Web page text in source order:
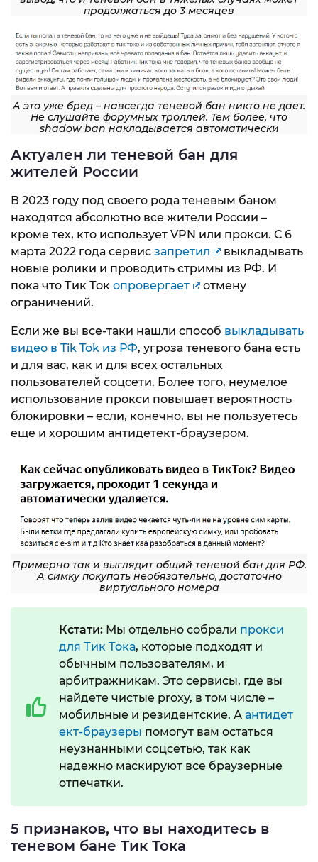
продолжаться до 3 месяцев
А это уже бред – навсегда теневой бан никто не дает.
Не слушайте форумных троллей. Тем более, что
shadow ban накладывается автоматически
Актуален ли теневой бан для
жителей России
В 2023 году под своего рода теневым баном
находятся абсолютно все жители России –
кроме тех, кто использует VPN или прокси. С 6
марта 2022 года сервис запретил
выкладывать
новые ролики и проводить стримы из РФ. И
пока что Тик Ток опровергает
отмену
ограничений.
Если же вы все-таки нашли способ выкладывать
видео в Tik Tok из РФ, угроза теневого бана есть
и для вас, как и для всех остальных
пользователей соцсети. Более того, неумелое
использование прокси повышает вероятность
блокировки – если, конечно, вы не пользуетесь
еще и хорошим антидетект-браузером.
Примерно так и выглядит общий теневой бан для РФ.
А симку покупать необязательно, достаточно
виртуального номера
Кстати: Мы отдельно собрали прокси
для Тик Тока, которые подходят и
обычным пользователям, и
арбитражникам. Это сервисы, где вы
найдете чистые proxy, в том числе –
мобильные и резидентские. А антидет
ект-браузеры помогут вам остаться
неузнанными соцсетью, так как
надежно маскируют все браузерные
отпечатки.
5 признаков, что вы находитесь в
теневом бане Тик Тока